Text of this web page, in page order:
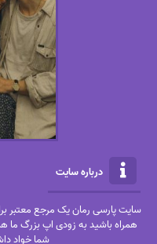
درباره سایت
سایت پارسی رمان یک مرجع معتبر
همراه باشید به زودی اپ بزرگ ما
شما خواد